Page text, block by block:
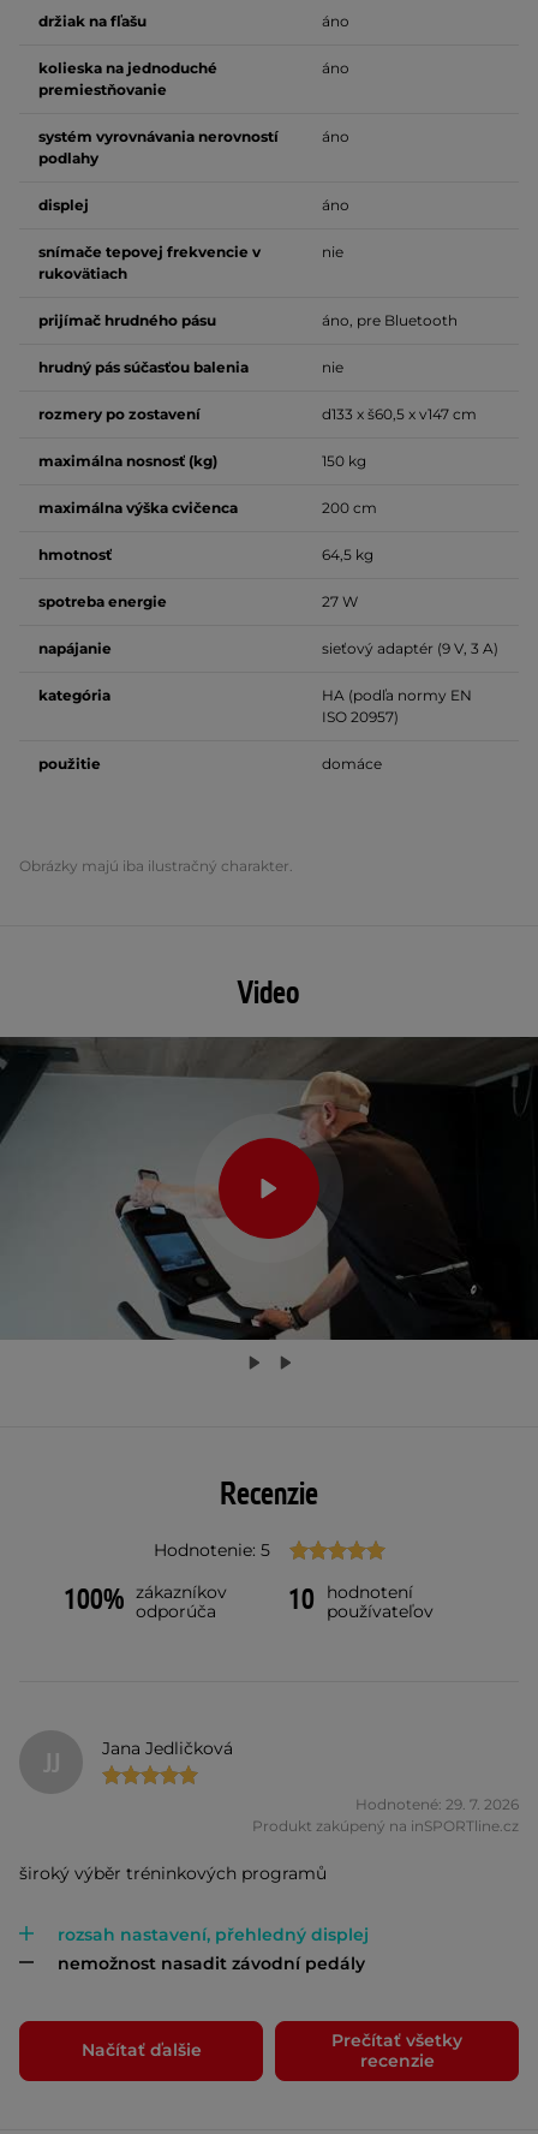
držiak na fľašu áno
kolieska na jednoduché
premiestňovanie
áno
systém vyrovnávania nerovností
podlahy
áno
displej áno
snímače tepovej frekvencie v
rukovätiach
nie
prijímač hrudného pásu áno, pre Bluetooth
hrudný pás súčasťou balenia nie
rozmery po zostavení d133 x š60,5 x v147 cm
maximálna nosnosť (kg) 150 kg
maximálna výška cvičenca 200 cm
hmotnosť 64,5 kg
spotreba energie 27 W
napájanie sieťový adaptér (9 V, 3 A)
kategória
HA (podľa normy EN
ISO 20957)
použitie domáce
Obrázky majú iba ilustračný charakter.
Video
Recenzie
Hodnotenie: 5
100% zákazníkov
odporúča
10
hodnotení
používateľov
JJ Jana Jedličková
Hodnotené: 29. 7. 2026
Produkt zakúpený na inSPORTline.cz
široký výběr tréninkových programů
rozsah nastavení, přehledný displej
nemožnost nasadit závodní pedály
Načítať ďalšie
Prečítať všetky
recenzie